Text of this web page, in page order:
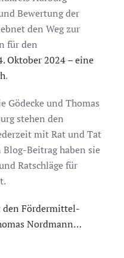
Bewertung der
den Weg zur
für den
Oktober 2024 – eine
.
Gödecke und Thomas
stehen den
mit Rat und Tat
Beitrag haben sie
Ratschläge für
den Fördermittel-
Nordmann…